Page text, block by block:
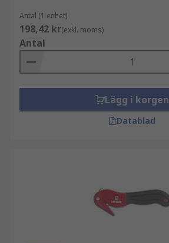
Antal (1 enhet)
198,42 kr(exkl. moms)
Antal
Lägg i korgen
Datablad